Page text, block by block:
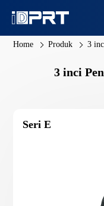
Home Produk 3
3 inci
Seri E